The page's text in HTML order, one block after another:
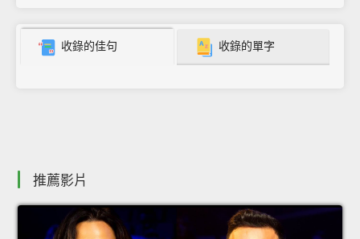
收錄的佳句 收錄的單字
推薦影片